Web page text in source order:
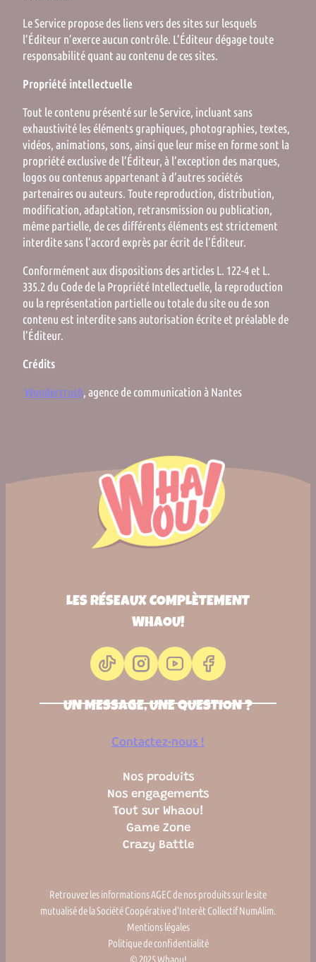
Le Service propose des liens vers des sites sur lesquels
l’Éditeur n’exerce aucun contrôle. L’Éditeur dégage toute
responsabilité quant au contenu de ces sites.
Propriété intellectuelle
Tout le contenu présenté sur le Service, incluant sans
exhaustivité les éléments graphiques, photographies, textes,
vidéos, animations, sons, ainsi que leur mise en forme sont la
propriété exclusive de l’Éditeur, à l’exception des marques,
logos ou contenus appartenant à d’autres sociétés
partenaires ou auteurs. Toute reproduction, distribution,
modification, adaptation, retransmission ou publication,
même partielle, de ces différents éléments est strictement
interdite sans l’accord exprès par écrit de l’Éditeur.
Conformément aux dispositions des articles L. 122-4 et L.
335.2 du Code de la Propriété Intellectuelle, la reproduction
ou la représentation partielle ou totale du site ou de son
contenu est interdite sans autorisation écrite et préalable de
l’Éditeur.
Crédits
Wondercrush, agence de communication à Nantes
Nos produits
Nos engagements
Tout sur Whaou!
Game Zone
Crazy Battle
LES RÉSEAUX COMPLÈTEMENT
WHAOU!
UN MESSAGE, UNE QUESTION ?
Contactez-nous !
Politique de confidentialité
Mentions légales
Retrouvez les informations AGEC de nos produits sur le site
mutualisé de la Société Coopérative d’Interêt Collectif NumAlim.